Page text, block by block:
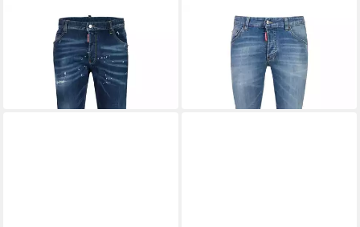
DSQUARED2
5-Pocket-Jeans Skinny-
199,90 € UVP479,90 €
DSQUARED2
Slim-fit-Jeans Skater Jean
190,00 € UVP 489,99 €